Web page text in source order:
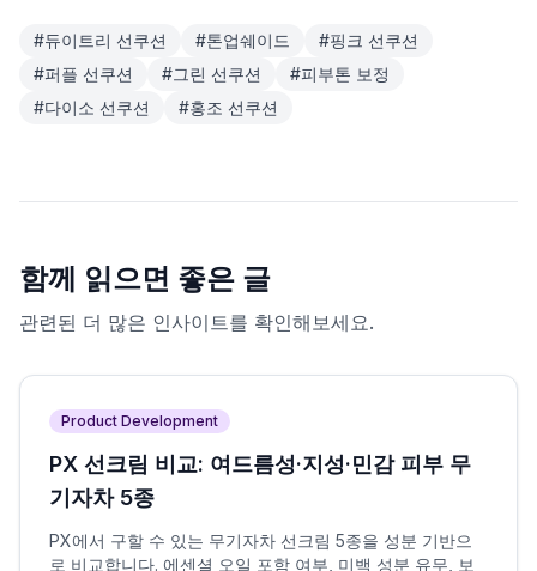
#듀이트리 선쿠션 #톤업쉐이드 #핑크 선쿠션
#퍼플 선쿠션 #그린 선쿠션 #피부톤 보정
#다이소 선쿠션 #홍조 선쿠션
함께 읽으면 좋은 글
관련된 더 많은 인사이트를 확인해보세요.
Product Development
PX 선크림 비교: 여드름성·지성·민감 피부 무
기자차 5종
PX에서 구할 수 있는 무기자차 선크림 5종을 성분 기반으
로 비교합니다. 에센셜 오일 포함 여부, 미백 성분 유무, 보